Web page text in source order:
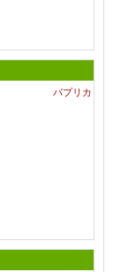
パプリカ